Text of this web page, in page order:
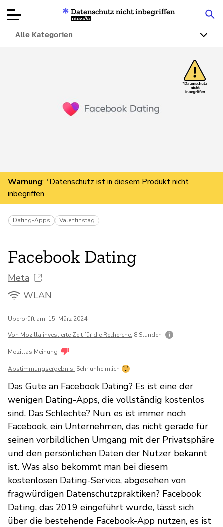
Über
Datenschutz nicht inbegriffen
Mozilla
Alle Kategorien
Warnung: *Datenschutz ist in diesem Produkt nicht
inbegriffen
Dating-Apps Valentinstag
Facebook Dating
Meta
WLAN
Überprüft am: 15. März 2024
Von Mozilla investierte Zeit für die Recherche: 8 Stunden
Mozillas Meinung
Abstimmungsergebnis: Sehr unheimlich
Das Gute an Facebook Dating? Es ist eine der
wenigen Dating-Apps, die vollständig kostenlos
sind. Das Schlechte? Nun, es ist immer noch
Facebook, ein Unternehmen, das nicht gerade für
seinen vorbildlichen Umgang mit der Privatsphäre
und den persönlichen Daten der Nutzer bekannt
ist. Was also bekommt man bei diesem
kostenlosen Dating-Service, abgesehen von
fragwürdigen Datenschutzpraktiken? Facebook
Dating, das 2019 eingeführt wurde, lässt sich
über die bestehende Facebook-App nutzen, es ist